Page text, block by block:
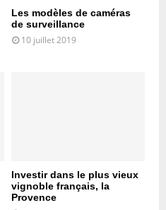
Les modèles de caméras
de surveillance
10 juillet 2019
Investir dans le plus vieux
vignoble français, la
Provence